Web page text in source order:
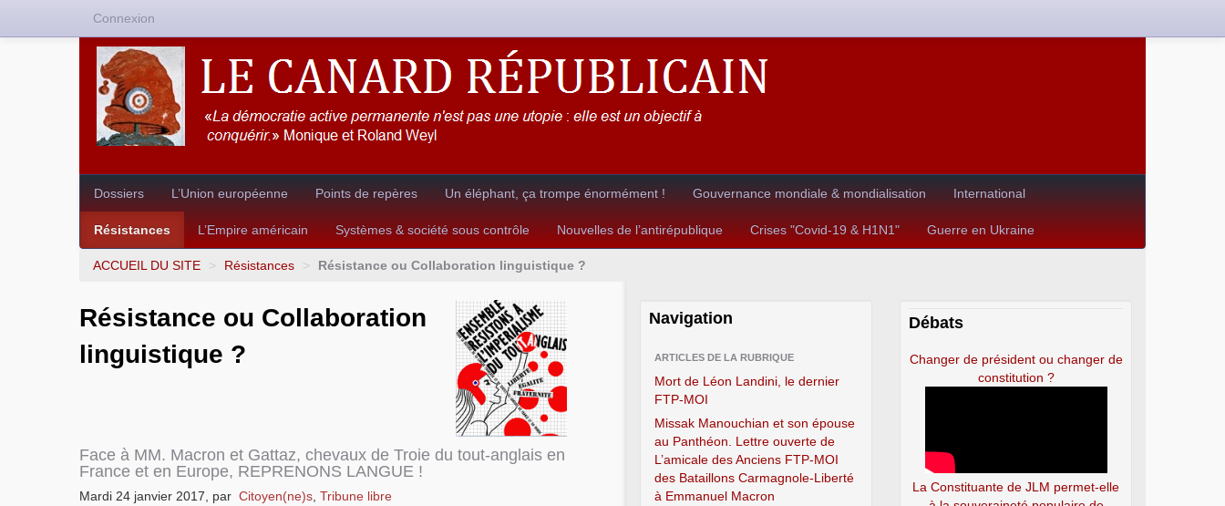
Dossiers L’Union européenne Points de repères Un éléphant, ça trompe énormément ! Gouvernance mondiale & mondialisation International
Résistances L’Empire américain Systèmes & société sous contrôle Nouvelles de l’antirépublique Crises "Covid-19 & H1N1" Guerre en Ukraine
ACCUEIL DU SITE > Résistances > Résistance ou Collaboration linguistique ?
Résistance ou Collaboration
linguistique ?
Face à MM. Macron et Gattaz, chevaux de Troie du tout-anglais en
France et en Europe, REPRENONS LANGUE !
Mardi 24 janvier 2017 par Citoyen(ne)s Tribune libre
Navigation
ARTICLES DE LA RUBRIQUE
Mort de Léon Landini, le dernier
FTP-MOI
Missak Manouchian et son épouse
au Panthéon. Lettre ouverte de
L’amicale des Anciens FTP-MOI
des Bataillons Carmagnole-Liberté
à Emmanuel Macron
Débats
Changer de président ou changer de
constitution ?
La Constituante de JLM permet-elle
Connexion